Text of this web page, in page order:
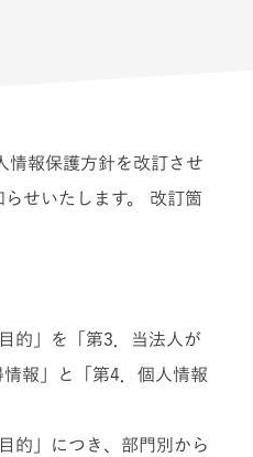
情報保護方針を改訂させ
せいたします。 改訂箇
的」を「第3．当法人が
報」と「第4．個人情報
的」につき、部門別から